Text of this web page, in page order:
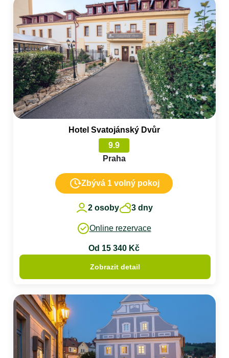
Hotel Svatojánský Dvůr
9.9
Praha
Zbývá 1 volný pokoj
2 osoby 3 dny
Online rezervace
Od 15 340 Kč
Zobrazit detail